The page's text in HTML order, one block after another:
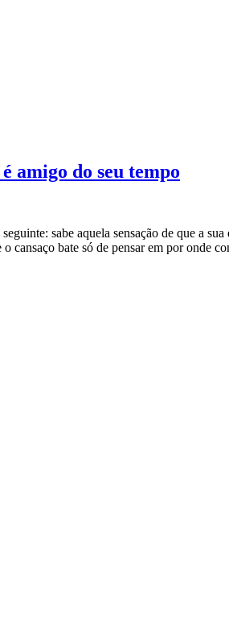
amigo do seu tempo
sabe aquela sensação de que a
cansaço bate só de pensar em por onde